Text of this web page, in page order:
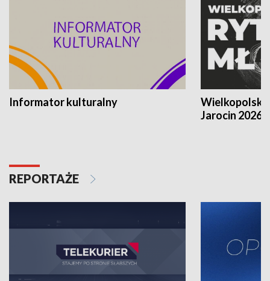
Informator kulturalny
Jarocin 2026
REPORTAŻE